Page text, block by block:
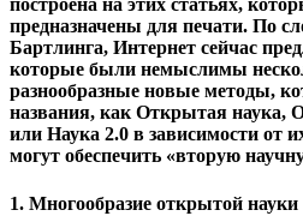
системы, известной также как
революция», стоимость
исследований значительно
построена на этих статьях,
предназначены для печати. По
Бартлинга, Интернет сейчас
которые были немыслимы
разнообразные новые методы,
или Наука 2.0 в зависимости от